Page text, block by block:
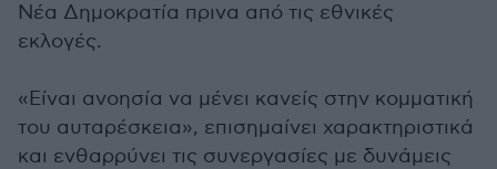
Νέα Δημοκρατία πρινα από τις εθνικές
εκλογές.
«Είναι ανοησία να μένει κανείς στην κομματική
του αυταρέσκεια», επισημαίνει χαρακτηριστικά
και ενθαρρύνει τις συνεργασίες με δυνάμεις